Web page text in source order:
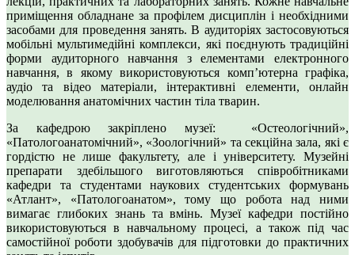
приміщення обладнане за профілем дисциплін і необхідними
засобами для проведення занять. В аудиторіях застосовуються
мобільні мультимедійні комплекси, які поєднують традиційні
форми аудиторного навчання з елементами електронного
навчання, в якому використовуються комп’ютерна графіка,
аудіо та відео матеріали, інтерактивні елементи, онлайн
моделювання анатомічних частин тіла тварин.
За кафедрою закріплено музеї: «Остеологічний»,
«Патологоанатомічний», «Зоологічний» та секційна зала, які є
гордістю не лише факультету, але і університету. Музейні
препарати здебільшого виготовляються співробітниками
кафедри та студентами наукових студентських формувань
«Атлант», «Патологоанатом», тому що робота над ними
вимагає глибоких знань та вмінь. Музеї кафедри постійно
використовуються в навчальному процесі, а також під час
самостійної роботи здобувачів для підготовки до практичних